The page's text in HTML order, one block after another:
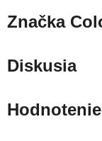
Značka
Diskusia
Hodnotenie